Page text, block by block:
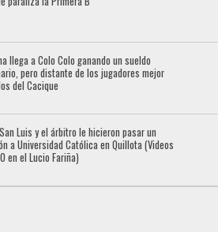
llega a Colo Colo ganando un sueldo
pero distante de los jugadores mejor
del Cacique
Luis y el árbitro le hicieron pasar un
a Universidad Católica en Quillota (Videos
en el Lucio Fariña)